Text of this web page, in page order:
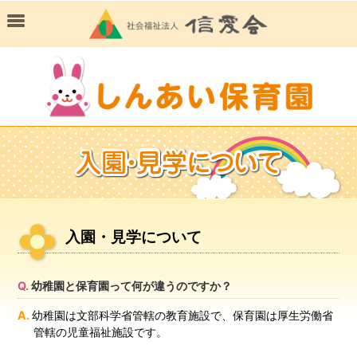
入園・見学について
幼稚園と保育園って何が違うのですか？
幼稚園は文部科学省管轄の教育施設で、保育園は厚生労働省
管轄の児童福祉施設です。